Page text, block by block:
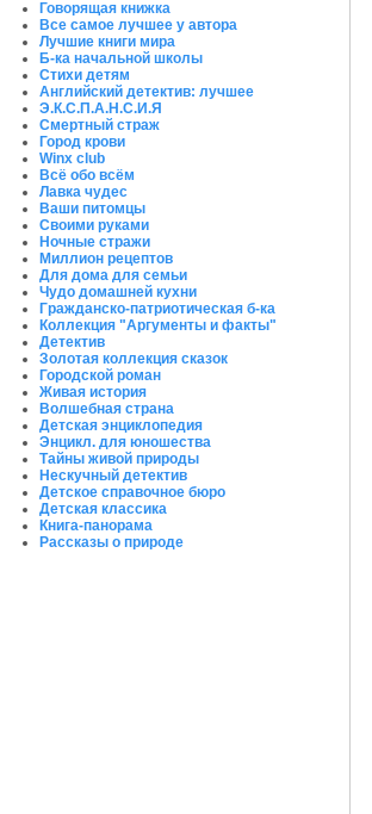
Говорящая книжка
Все самое лучшее у автора
Лучшие книги мира
Б-ка начальной школы
Стихи детям
Английский детектив: лучшее
Э.К.С.П.А.Н.С.И.Я
Смертный страж
Город крови
Winx club
Всё обо всём
Лавка чудес
Ваши питомцы
Своими руками
Ночные стражи
Миллион рецептов
Для дома для семьи
Чудо домашней кухни
Гражданско-патриотическая б-ка
Коллекция "Аргументы и факты"
Детектив
Золотая коллекция сказок
Городской роман
Живая история
Волшебная страна
Детская энциклопедия
Энцикл. для юношества
Тайны живой природы
Нескучный детектив
Детское справочное бюро
Детская классика
Книга-панорама
Рассказы о природе